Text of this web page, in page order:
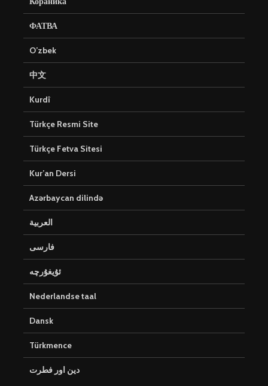
ФАТВА
O’zbek
中文
Kurdî
Türkçe Resmi Site
Türkçe Fetva Sitesi
Kur’an Dersi
Azərbaycan dilində
العربية
فارسی
ئۇيغۇرچە
Nederlandse taal
Dansk
Türkmence
دین اور فطرت